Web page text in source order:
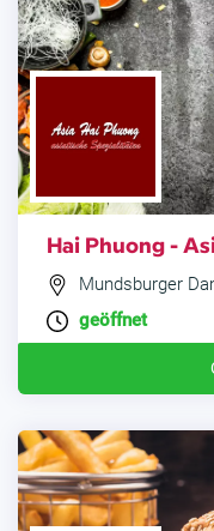
Hai Phuong -
Mundsburger
geöffnet